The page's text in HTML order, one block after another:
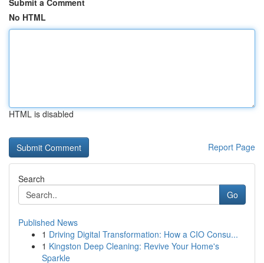
Submit a Comment
No HTML
HTML is disabled
Report Page
Search
Go
Published News
1 Driving Digital Transformation: How a CIO Consu...
1 Kingston Deep Cleaning: Revive Your Home's
Sparkle